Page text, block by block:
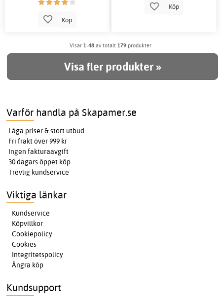
Köp
Köp
Visar 1-48 av totalt 179 produkter
Visa fler produkter »
Varför handla på Skapamer.se
Låga priser & stort utbud
Fri frakt över 999 kr
Ingen fakturaavgift
30 dagars öppet köp
Trevlig kundservice
Viktiga länkar
Kundservice
Köpvillkor
Cookiepolicy
Cookies
Integritetspolicy
Ångra köp
Kundsupport